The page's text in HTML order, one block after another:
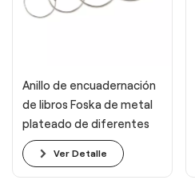
Anillo de encuadernación
de libros Foska de metal
plateado de diferentes
tamaños para oficina
Ver Detalle